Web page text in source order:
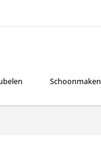
Schoonmaken